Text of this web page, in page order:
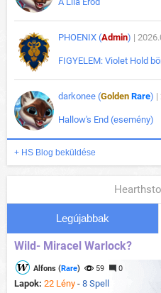
PHOENIX (Admin) |
FIGYELEM: Violet Hold
darkonee (Golden Rare) |
Hallow's End (esemény)
+ HS Blog beküldése
Legújabbak
Wild- Miracel Warlock?
Alfons (Rare) 59 0
Lapok: 22 Lény - 8 Spell